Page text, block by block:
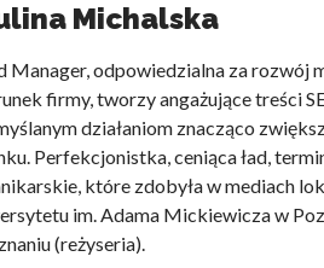
Michalska
Manager, odpowiedzialna za rozwój
firmy, tworzy angażujące treści
działaniom znacząco
Perfekcjonistka, ceniąca ład,
które zdobyła w mediach
im. Adama Mickiewicza w
(reżyseria).